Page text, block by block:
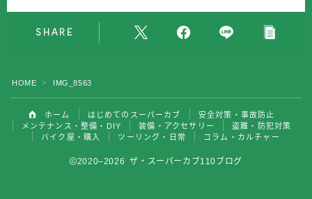
ツーリング・日常
SHARE
HOME ＞ IMG_8563
ホーム はじめてのスーパーカブ
安全対策・事故防止
メンテナンス・整備・DIY
装備・アクセサリー
盗難・防犯対策
バイク屋・購入
ツーリング・日常 コラム・カルチャー
2020–2026 ザ・スーパーカブ110ブログ